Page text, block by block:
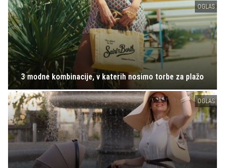
OGLAS
3 modne kombinacije, v katerih nosimo torbe za plažo
OGLAS